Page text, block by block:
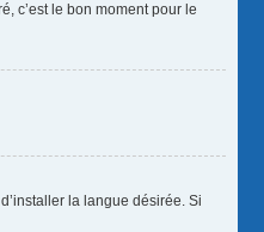
c’est le bon moment pour le
la langue désirée. Si